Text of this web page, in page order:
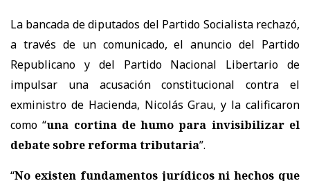
La bancada de diputados del Partido Socialista rechazó,
a través de un comunicado, el anuncio del Partido
Republicano y del Partido Nacional Libertario de
impulsar una acusación constitucional contra el
exministro de Hacienda, Nicolás Grau, y la calificaron
como “una cortina de humo para invisibilizar el
debate sobre reforma tributaria”.
“No existen fundamentos jurídicos ni hechos que